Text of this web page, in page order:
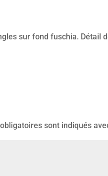
sur fond fuschia. Détail
sont indiqués